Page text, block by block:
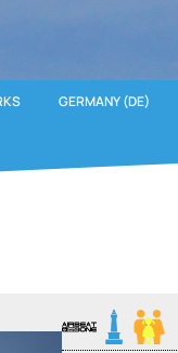
GERMANY (DE)